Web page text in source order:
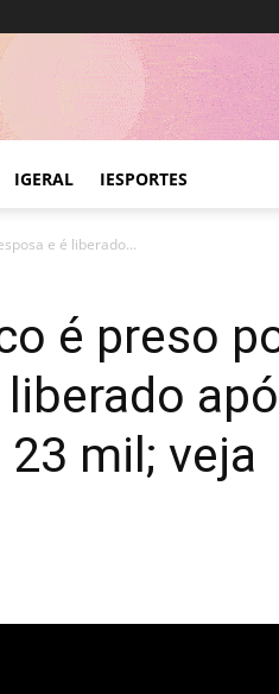
IGERAL IESPORTES
e é liberado...
é preso
mil; veja